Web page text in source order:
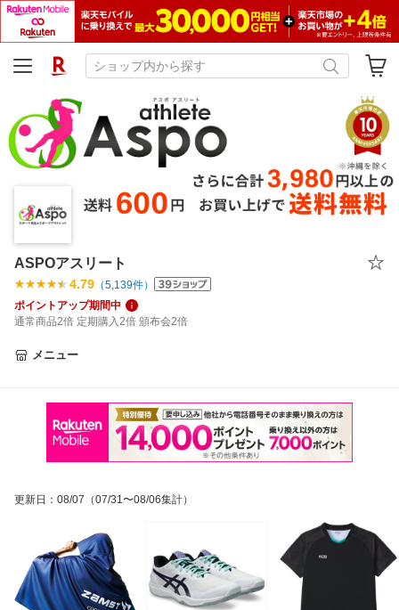
ASPOアスリート
4.79 （5,139件）
ポイントアップ期間中
通常商品2倍 定期購入2倍 頒布会2倍
メニュー
更新日 ： 08/07 （07/31〜08/06集計）